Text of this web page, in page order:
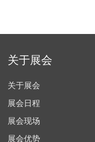
关于展会
关于展会
展会日程
展会现场
展会优势